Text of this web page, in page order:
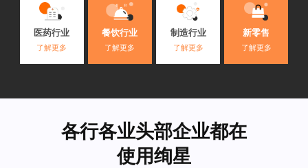
医药行业
了解更多
餐饮行业
了解更多
制造行业
了解更多
新零售
了解更多
各行各业头部企业都在
使用绚星